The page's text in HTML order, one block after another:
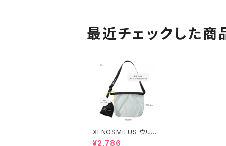
最近チェックした商
XENOSMILUS ウルト
ラライト ショルダーバッ
¥2,786